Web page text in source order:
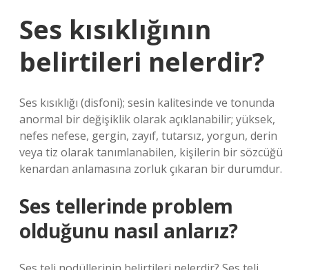
Ses kısıklığının
belirtileri nelerdir?
Ses kısıklığı (disfoni); sesin kalitesinde ve tonunda
anormal bir değişiklik olarak açıklanabilir; yüksek,
nefes nefese, gergin, zayıf, tutarsız, yorgun, derin
veya tiz olarak tanımlanabilen, kişilerin bir sözcüğü
kenardan anlamasına zorluk çıkaran bir durumdur.
Ses tellerinde problem
olduğunu nasıl anlarız?